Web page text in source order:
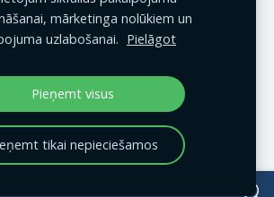
mārketinga nolūkiem un
uzlabošanai. Pielāgot
Pieņemt visus
tikai nepieciešamos